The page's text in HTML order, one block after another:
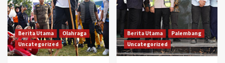
Berita Utama
Olahraga
Uncategorized
Berita Utama
Palembang
Uncategorized